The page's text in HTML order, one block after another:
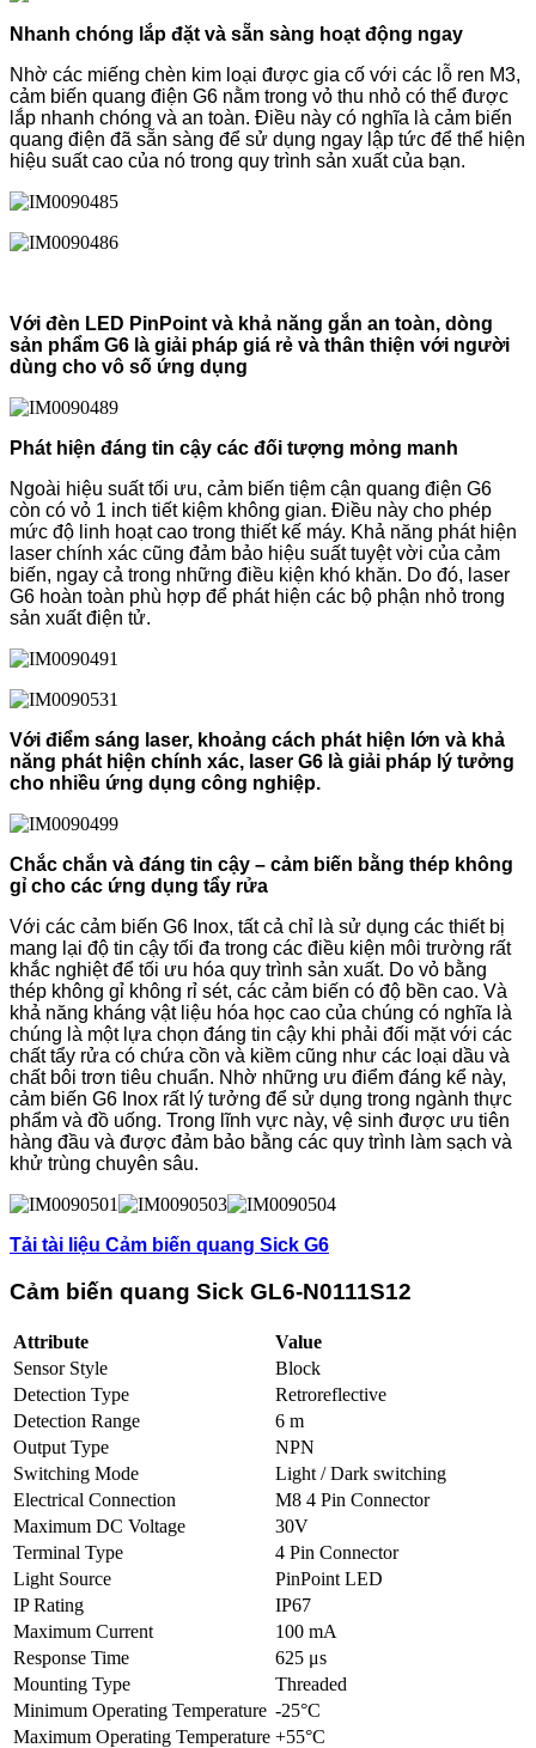
Nhanh chóng lắp đặt và sẵn sàng hoạt động ngay
Nhờ các miếng chèn kim loại được gia cố với các lỗ ren M3,
cảm biến quang điện G6 nằm trong vỏ thu nhỏ có thể được
lắp nhanh chóng và an toàn. Điều này có nghĩa là cảm biến
quang điện đã sẵn sàng để sử dụng ngay lập tức để thể hiện
hiệu suất cao của nó trong quy trình sản xuất của bạn.
Với đèn LED PinPoint và khả năng gắn an toàn, dòng
sản phẩm G6 là giải pháp giá rẻ và thân thiện với người
dùng cho vô số ứng dụng
Phát hiện đáng tin cậy các đối tượng mỏng manh
Ngoài hiệu suất tối ưu, cảm biến tiệm cận quang điện G6
còn có vỏ 1 inch tiết kiệm không gian. Điều này cho phép
mức độ linh hoạt cao trong thiết kế máy. Khả năng phát hiện
laser chính xác cũng đảm bảo hiệu suất tuyệt vời của cảm
biến, ngay cả trong những điều kiện khó khăn. Do đó, laser
G6 hoàn toàn phù hợp để phát hiện các bộ phận nhỏ trong
sản xuất điện tử.
Với điểm sáng laser, khoảng cách phát hiện lớn và khả
năng phát hiện chính xác, laser G6 là giải pháp lý tưởng
cho nhiều ứng dụng công nghiệp.
Chắc chắn và đáng tin cậy – cảm biến bằng thép không
gỉ cho các ứng dụng tẩy rửa
Với các cảm biến G6 Inox, tất cả chỉ là sử dụng các thiết bị
mang lại độ tin cậy tối đa trong các điều kiện môi trường rất
khắc nghiệt để tối ưu hóa quy trình sản xuất. Do vỏ bằng
thép không gỉ không rỉ sét, các cảm biến có độ bền cao. Và
khả năng kháng vật liệu hóa học cao của chúng có nghĩa là
chúng là một lựa chọn đáng tin cậy khi phải đối mặt với các
chất tẩy rửa có chứa cồn và kiềm cũng như các loại dầu và
chất bôi trơn tiêu chuẩn. Nhờ những ưu điểm đáng kể này,
cảm biến G6 Inox rất lý tưởng để sử dụng trong ngành thực
phẩm và đồ uống. Trong lĩnh vực này, vệ sinh được ưu tiên
hàng đầu và được đảm bảo bằng các quy trình làm sạch và
khử trùng chuyên sâu.
Tải tài liệu Cảm biến quang Sick G6
Cảm biến quang Sick GL6-N0111S12
Attribute
Value
Sensor Style
Block
Detection Type
Retroreflective
Detection Range
6 m
Output Type
NPN
Switching Mode
Light / Dark switching
Electrical Connection
M8 4 Pin Connector
Maximum DC Voltage
30V
Terminal Type
4 Pin Connector
Light Source
PinPoint LED
IP Rating
IP67
Maximum Current
100 mA
Response Time
625 μs
Mounting Type
Threaded
Minimum Operating Temperature -25°C
Maximum Operating Temperature +55°C